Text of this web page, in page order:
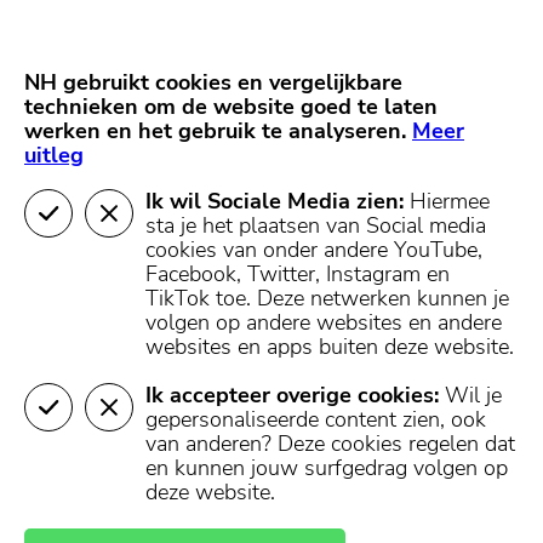
Mijn regio
404 - Pagina niet
gevonden
De pagina die je hebt opgevraagd is helaas niet
teruggevonden in onze database.
U kunt terugkeren naar de homepagina, of een pagina
openen in het menu boven- of onderaan deze pagina.
Naar de
NH gebruikt cookies en vergelijkbare
technieken om de website goed te laten
werken en het gebruik te analyseren. Meer
uitleg
Ik wil Sociale Media zien: Hiermee
sta je het plaatsen van Social media
cookies van onder andere YouTube,
Facebook, Twitter, Instagram en
TikTok toe. Deze netwerken kunnen je
volgen op andere websites en andere
websites en apps buiten deze website.
Ik accepteer overige cookies: Wil je
gepersonaliseerde content zien, ook
van anderen? Deze cookies regelen dat
en kunnen jouw surfgedrag volgen op
deze website.